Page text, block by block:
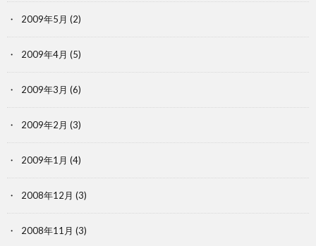
2009年5月 (2)
2009年4月 (5)
2009年3月 (6)
2009年2月 (3)
2009年1月 (4)
2008年12月 (3)
2008年11月 (3)